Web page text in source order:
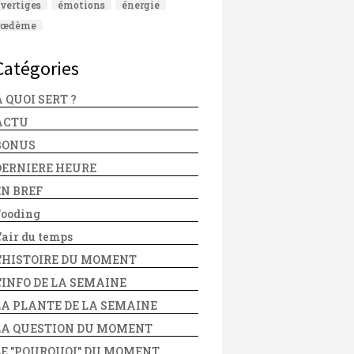
vertiges émotions
énergie
œdème
QUOI SERT ?
HEURE
BREF
du temps
DU MOMENT
DE LA SEMAINE
PLANTE DE LA SEMAINE
QUESTION DU MOMENT